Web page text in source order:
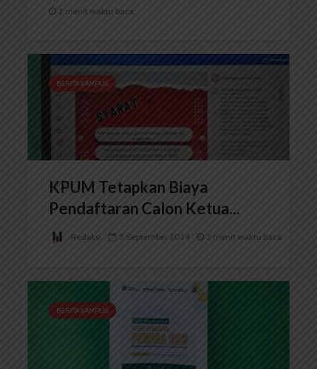
2 menit waktu baca
BERITA KAMPUS
KPUM Tetapkan Biaya
Pendaftaran Calon Ketua...
Redaksi 5 September 2024 2 menit waktu baca
BERITA KAMPUS